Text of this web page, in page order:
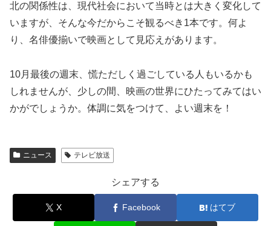
北の関係性は、現代社会において当時とは大きく変化して
いますが、そんな今だからこそ観るべき1本です。何よ
り、名俳優揃いで映画として見応えがあります。
10月最後の週末、慌ただしく過ごしている人もいるかも
しれませんが、少しの間、映画の世界にひたってみてはい
かがでしょうか。体調に気をつけて、よい週末を！
ニュース テレビ放送
シェアする
X Facebook はてブ